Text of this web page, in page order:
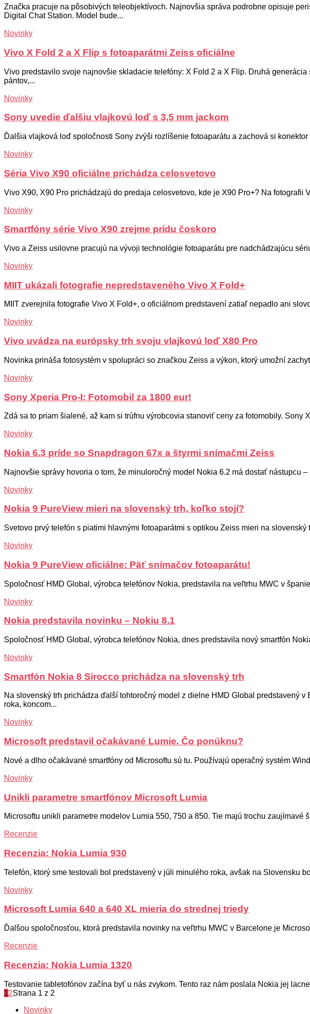
Značka pracuje na pôsobivých teleobjektívoch. Najnovšia správa podrobne opisuje
Digital Chat Station. Model bude...
Novinky
Vivo X Fold 2 a X Flip s fotoaparátmi Zeiss oficiálne
Vivo predstavilo svoje najnovšie skladacie telefóny: X Fold 2 a X Flip. Druhá
pántov,...
Novinky
Sony uvedie ďalšiu vlajkovú loď s 3,5 mm jackom
Ďalšia vlajková loď spoločnosti Sony zvýši rozlíšenie fotoaparátu a zachová si
Novinky
Séria Vivo X90 oficiálne prichádza celosvetovo
Vivo X90, X90 Pro prichádzajú do predaja celosvetovo, kde je X90 Pro+? Na
Novinky
Smartfóny série Vivo X90 zrejme prídu čoskoro
Vivo a Zeiss usilovne pracujú na vývoji technológie fotoaparátu pre nadchádzajúcu
Novinky
MIIT ukázali fotografie nepredstaveného Vivo X Fold+
MIIT zverejnila fotografie Vivo X Fold+, o oficiálnom predstavení zatiaľ nepadlo ani
Novinky
Vivo uvádza na európsky trh svoju vlajkovú loď X80 Pro
Novinka prináša fotosystém v spolupráci so značkou Zeiss a výkon, ktorý umožní
Novinky
Sony Xperia Pro-I: Fotomobil za 1800 eur!
Zdá sa to priam šialené, až kam si trúfnu výrobcovia stanoviť ceny za fotomobily. Sony
Novinky
Nokia 6.3 príde so Snapdragon 67x a štyrmi snímačmi Zeiss
Najnovšie správy hovoria o tom, že minuloročný model Nokia 6.2 má dostať nástupcu
Novinky
Nokia 9 PureView mieri na slovenský trh, koľko stojí?
Svetovo prvý telefón s piatimi hlavnými fotoaparátmi s optikou Zeiss mieri na
Novinky
Nokia 9 PureView oficiálne: Päť snímačov fotoaparátu!
Spoločnosť HMD Global, výrobca telefónov Nokia, predstavila na veľtrhu MWC v
Novinky
Nokia predstavila novinku – Nokiu 8.1
Spoločnosť HMD Global, výrobca telefónov Nokia, dnes predstavila nový smartfón
Novinky
Smartfón Nokia 8 Sirocco prichádza na slovenský trh
Na slovenský trh prichádza ďalší tohtoročný model z dielne HMD Global predstavený
roka, koncom...
Novinky
Microsoft predstavil očakávané Lumie. Čo ponúknu?
Nové a dlho očakávané smartfóny od Microsoftu sú tu. Používajú operačný systém
Novinky
Unikli parametre smartfónov Microsoft Lumia
Microsoftu unikli parametre modelov Lumia 550, 750 a 850. Tie majú trochu
Recenzie
Recenzia: Nokia Lumia 930
Telefón, ktorý sme testovali bol predstavený v júli minulého roka, avšak na Slovensku
Novinky
Microsoft Lumia 640 a 640 XL mieria do strednej triedy
Ďalšou spoločnosťou, ktorá predstavila novinky na veľtrhu MWC v Barcelone je
Recenzie
Recenzia: Nokia Lumia 1320
Testovanie tabletofónov začína byť u nás zvykom. Tento raz nám poslala Nokia jej
12Strana 1 z 2
Novinky